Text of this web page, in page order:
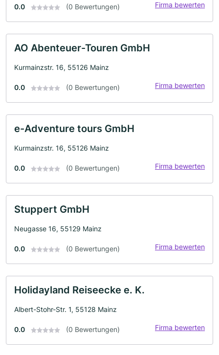
0.0 (0 Bewertungen) Firma bewerten
AO Abenteuer-Touren GmbH
Kurmainzstr. 16, 55126 Mainz
0.0 (0 Bewertungen) Firma bewerten
e-Adventure tours GmbH
Kurmainzstr. 16, 55126 Mainz
0.0 (0 Bewertungen) Firma bewerten
Stuppert GmbH
Neugasse 16, 55129 Mainz
0.0 (0 Bewertungen) Firma bewerten
Holidayland Reiseecke e. K.
Albert-Stohr-Str. 1, 55128 Mainz
0.0 (0 Bewertungen) Firma bewerten